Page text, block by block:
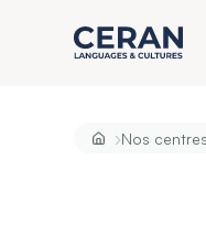
›Nos centres